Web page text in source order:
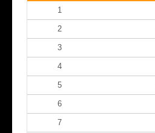
1
2
3
4
5
6
7